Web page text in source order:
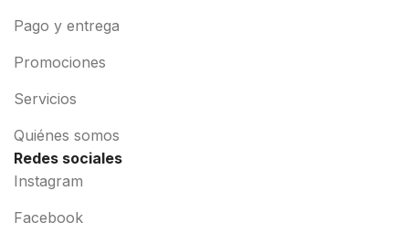
Pago y entrega
Promociones
Servicios
Quiénes somos
Redes sociales
Instagram
Facebook